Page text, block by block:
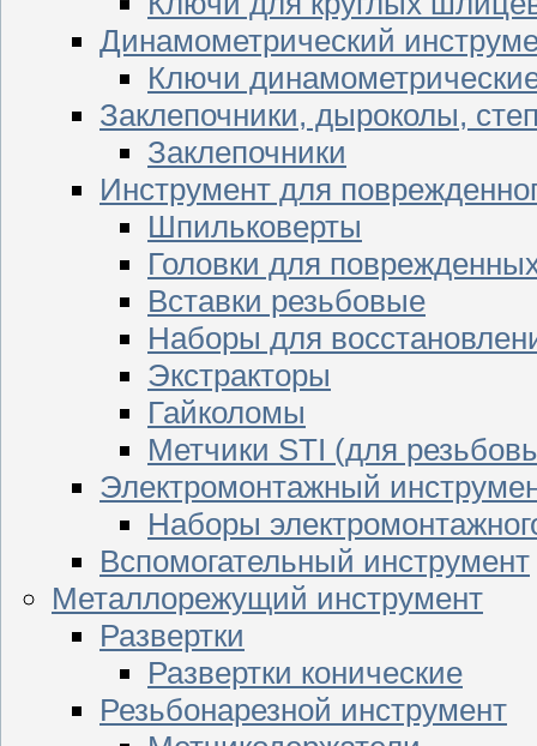
Динамометрический
Ключи
Заклепочники, дыроколы,
Заклепочники
Инструмент для
Шпильковерты
Головки для
Вставки резьбовые
Наборы для
Экстракторы
Гайколомы
Метчики STI (для
Электромонтажный
Наборы
Вспомогательный инструмент
Металлорежущий инструмент
Развертки
Развертки конические
Резьбонарезной инструмент